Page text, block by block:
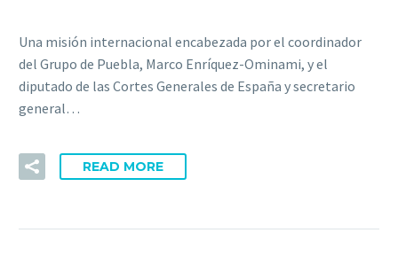
Una misión internacional encabezada por el coordinador
del Grupo de Puebla, Marco Enríquez-Ominami, y el
diputado de las Cortes Generales de España y secretario
general…
READ MORE